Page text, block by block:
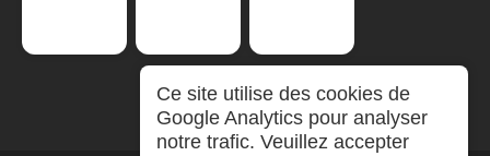
Ce site utilise des cookies de
Google Analytics pour analyser
notre trafic. Veuillez accepter